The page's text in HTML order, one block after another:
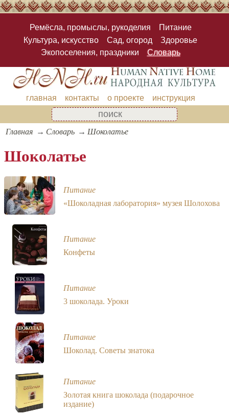
Ремёсла, промыслы, рукоделия
Питание
Культура, искусство
Сад, огород
Здоровье
Экопоселения, праздники
Словарь
главная контакты о проекте инструкция
Главная Словарь Шоколатье
Шоколатье
Питание
«Шоколадная лаборатория» музея Шолохова
Питание
Конфеты
Питание
3 шоколада. Уроки
Питание
Шоколад. Советы знатока
Питание
Золотая книга шоколада (подарочное
издание)